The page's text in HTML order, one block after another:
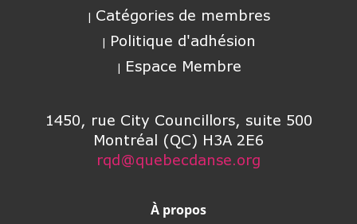
Catégories de membres
Politique d'adhésion
Espace Membre
1450, rue City Councillors, suite 500
Montréal (QC) H3A 2E6
rqd@quebecdanse.org
À propos